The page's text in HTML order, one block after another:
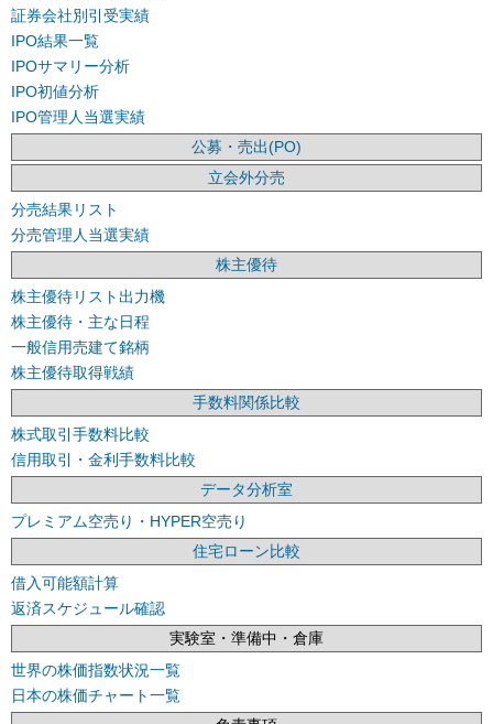
証券会社別引受実績
IPO結果一覧
IPOサマリー分析
IPO初値分析
IPO管理人当選実績
公募・売出(PO)
立会外分売
分売結果リスト
分売管理人当選実績
株主優待
株主優待リスト出力機
株主優待・主な日程
一般信用売建て銘柄
株主優待取得戦績
手数料関係比較
株式取引手数料比較
信用取引・金利手数料比較
データ分析室
プレミアム空売り・HYPER空売り
住宅ローン比較
借入可能額計算
返済スケジュール確認
実験室・準備中・倉庫
世界の株価指数状況一覧
日本の株価チャート一覧